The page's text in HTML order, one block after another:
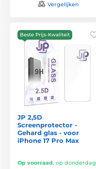
Vergelijken
Beste Prijs-Kwaliteit
JP 2,5D
Screenprotector -
Gehard glas - voor
iPhone 17 Pro Max
Op voorraad, op donderdag